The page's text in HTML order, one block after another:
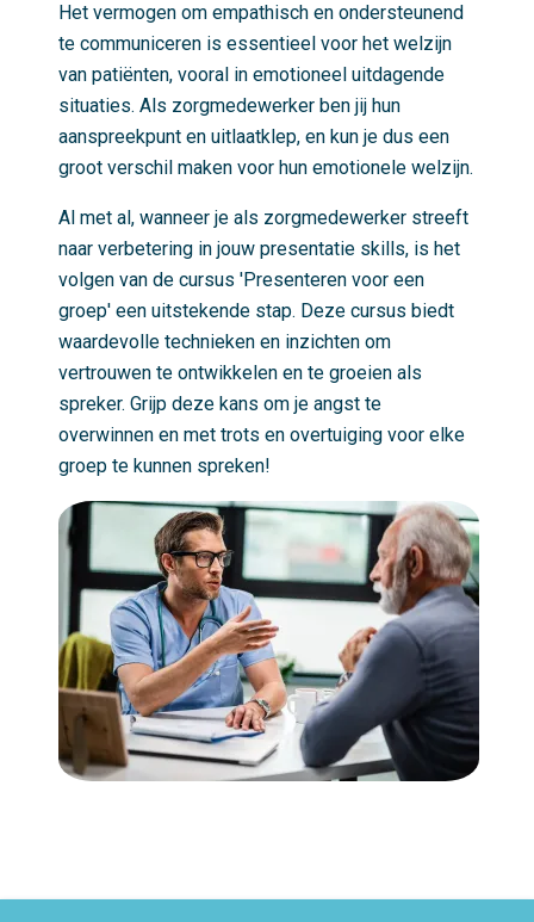
Het vermogen om empathisch en ondersteunend
te communiceren is essentieel voor het welzijn
van patiënten, vooral in emotioneel uitdagende
situaties. Als zorgmedewerker ben jij hun
aanspreekpunt en uitlaatklep, en kun je dus een
groot verschil maken voor hun emotionele welzijn.
Al met al, wanneer je als zorgmedewerker streeft
naar verbetering in jouw presentatie skills, is het
volgen van de cursus 'Presenteren voor een
groep' een uitstekende stap. Deze cursus biedt
waardevolle technieken en inzichten om
vertrouwen te ontwikkelen en te groeien als
spreker. Grijp deze kans om je angst te
overwinnen en met trots en overtuiging voor elke
groep te kunnen spreken!